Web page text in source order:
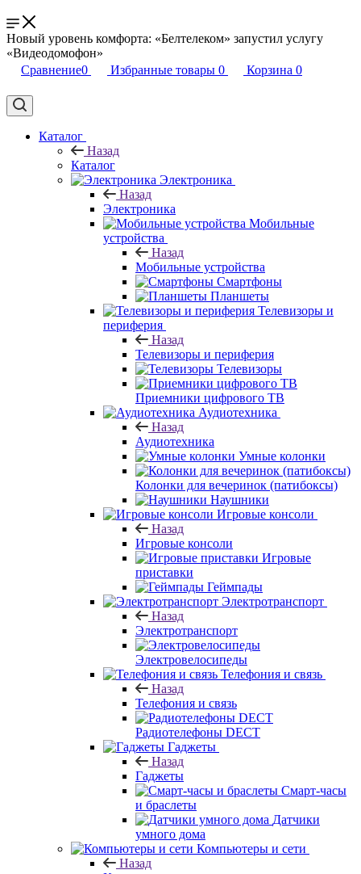
Новый уровень комфорта: «Белтелеком» запустил услугу
«Видеодомофон»
Сравнение0 Избранные товары 0 Корзина 0
Каталог
Назад
Каталог
Электроника
Назад
Электроника
Мобильные
устройства
Назад
Мобильные устройства
Смартфоны
Планшеты
Телевизоры и
периферия
Назад
Телевизоры и периферия
Телевизоры
Приемники цифрового ТВ
Аудиотехника
Назад
Аудиотехника
Умные колонки
Колонки для вечеринок (патибоксы)
Наушники
Игровые консоли
Назад
Игровые консоли
Игровые
приставки
Геймпады
Электротранспорт
Назад
Электротранспорт
Электровелосипеды
Телефония и связь
Назад
Телефония и связь
Радиотелефоны DECT
Гаджеты
Назад
Гаджеты
Смарт-часы
и браслеты
Датчики
умного дома
Компьютеры и сети
Назад